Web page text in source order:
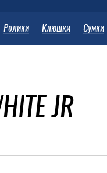
Ролики Клюшки Сумки
JR